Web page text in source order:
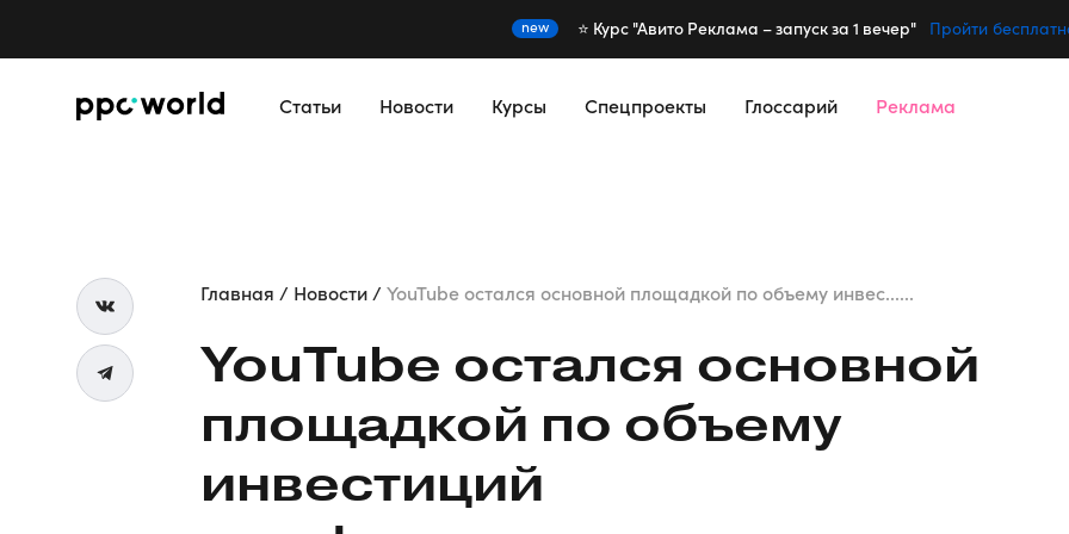
new ⭐️ Курс "Авито Реклама – запуск за 1 вечер" Пройти
Статьи Новости Курсы Спецпроекты Глоссарий Реклама
Главная Новости YouTube остался основной площадкой по объему инвес......
YouTube остался основной
площадкой по объему
инвестиций